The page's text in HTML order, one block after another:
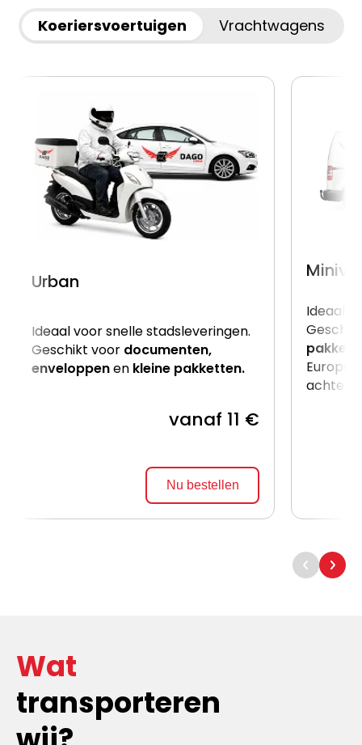
Koeriersvoertuigen Vrachtwagens
Urban
Ideaal voor snelle stadsleveringen.
Geschikt voor documenten,
enveloppenen kleine pakketten.
vanaf 11 €
Nu bestellen
Ideaal
Wat
transporteren